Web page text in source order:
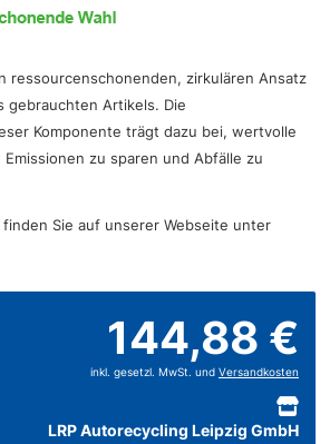
ressourcenschonenden, zirkulären Ansatz
gebrauchten Artikels. Die
Komponente trägt dazu bei, wertvolle
zu sparen und Abfälle zu
Sie auf unserer Webseite unter
144,88 €
inkl. gesetzl. MwSt. und Versandkosten
LRP Autorecycling Leipzig GmbH